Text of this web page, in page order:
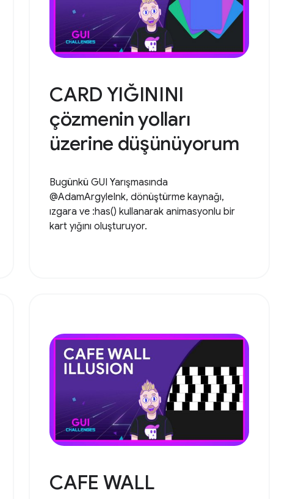
CARD YIĞININI
çözmenin yolları
üzerine düşünüyorum
Bugünkü GUI Yarışmasında
@AdamArgyleInk, dönüştürme kaynağı,
ızgara ve :has() kullanarak animasyonlu bir
kart yığını oluşturuyor.
CAFE WALL